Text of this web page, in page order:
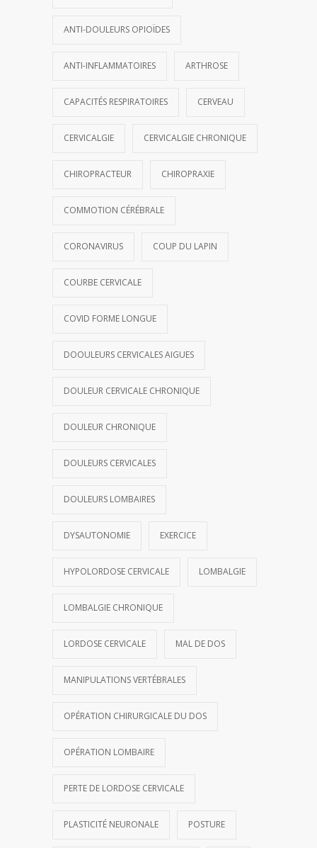
ANTI-DOULEURS OPIOÏDES
ANTI-INFLAMMATOIRES ARTHROSE
CAPACITÉS RESPIRATOIRES CERVEAU
CERVICALGIE CERVICALGIE CHRONIQUE
CHIROPRACTEUR CHIROPRAXIE
COMMOTION CÉRÉBRALE
CORONAVIRUS COUP DU LAPIN
COURBE CERVICALE
COVID FORME LONGUE
DOOULEURS CERVICALES AIGUES
DOULEUR CERVICALE CHRONIQUE
DOULEUR CHRONIQUE
DOULEURS CERVICALES
DOULEURS LOMBAIRES
DYSAUTONOMIE EXERCICE
HYPOLORDOSE CERVICALE LOMBALGIE
LOMBALGIE CHRONIQUE
LORDOSE CERVICALE MAL DE DOS
MANIPULATIONS VERTÉBRALES
OPÉRATION CHIRURGICALE DU DOS
OPÉRATION LOMBAIRE
PERTE DE LORDOSE CERVICALE
PLASTICITÉ NEURONALE POSTURE